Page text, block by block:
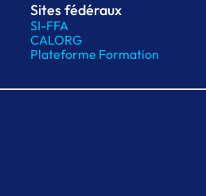
Sites fédéraux
SI-FFA
CALORG
Plateforme Formation